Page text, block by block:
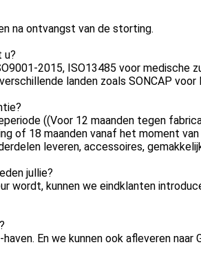
na ontvangst van de storting.
u?
2015, ISO13485 voor medische
landen zoals SONCAP voor
((Voor 12 maanden tegen
of 18 maanden vanaf het moment
leveren, accessoires,
jullie?
wordt, kunnen we eindklanten
En we kunnen ook afleveren naar